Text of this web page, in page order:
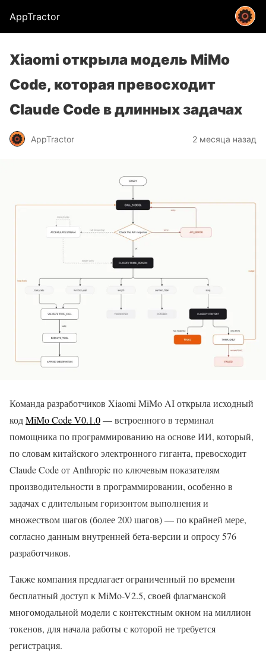
AppTractor
Xiaomi открыла модель MiMo
Code, которая превосходит
Claude Code в длинных задачах
AppTractor 2 месяца назад
Команда разработчиков Xiaomi MiMo AI открыла исходный
кодMiMo Code V0.1.0— встроенного в терминал
помощника по программированию на основе ИИ, который,
по словам китайского электронного гиганта, превосходит
Claude Code от Anthropic по ключевым показателям
производительности в программировании, особенно в
задачах с длительным горизонтом выполнения и
множеством шагов (более 200 шагов) — по крайней мере,
согласно данным внутренней бета-версии и опросу 576
разработчиков.
Также компания предлагает ограниченный по времени
бесплатный доступ к MiMo-V2.5, своей флагманской
многомодальной модели с контекстным окном на миллион
токенов, для начала работы с которой не требуется
регистрация.